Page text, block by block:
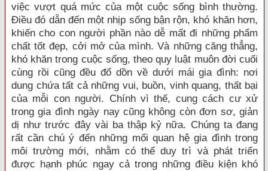
việc vượt quá mức của một cuộc sống bình thường.
Điều đó dẫn đến một nhịp sống bận rộn, khó khăn hơn,
khiến cho con người phần nào dễ mất đi những phẩm
chất tốt đẹp, cởi mở của mình. Và những căng thẳng,
khó khăn trong cuộc sống, theo quy luật muôn đời cuối
cùng rồi cũng đều đổ dồn về dưới mái gia đình: nơi
dung chứa tất cả những vui, buồn, vinh quang, thất bại
của mỗi con người. Chính vì thế, cung cách cư xử
trong gia đình ngày nay cũng không còn đơn sơ, giản
dị như trước đây vài ba thập kỷ nữa. Chúng ta đang
rất cần chú ý đến những mối quan hệ gia đình trong
môi trường mới, nhằm có thể duy trì và phát triển
được hạnh phúc ngay cả trong những điều kiện khó